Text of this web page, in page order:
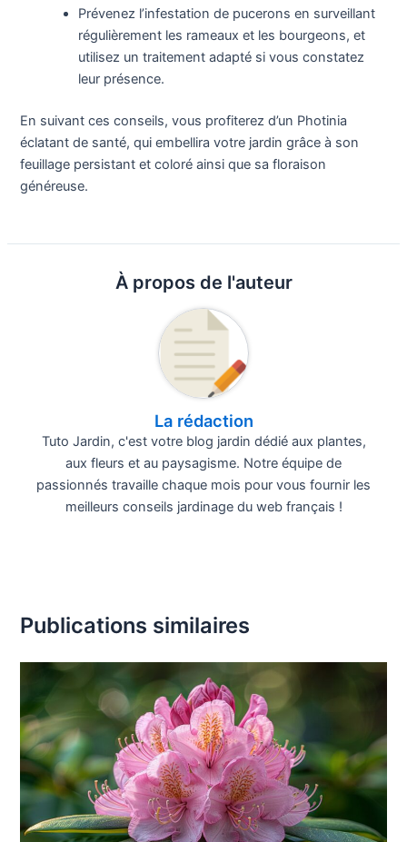
Prévenez l’infestation de pucerons en surveillant
régulièrement les rameaux et les bourgeons, et
utilisez un traitement adapté si vous constatez
leur présence.
En suivant ces conseils, vous profiterez d’un Photinia
éclatant de santé, qui embellira votre jardin grâce à son
feuillage persistant et coloré ainsi que sa floraison
généreuse.
À propos de l'auteur
La rédaction
Tuto Jardin, c'est votre blog jardin dédié aux plantes,
aux fleurs et au paysagisme. Notre équipe de
passionnés travaille chaque mois pour vous fournir les
meilleurs conseils jardinage du web français !
Publications similaires